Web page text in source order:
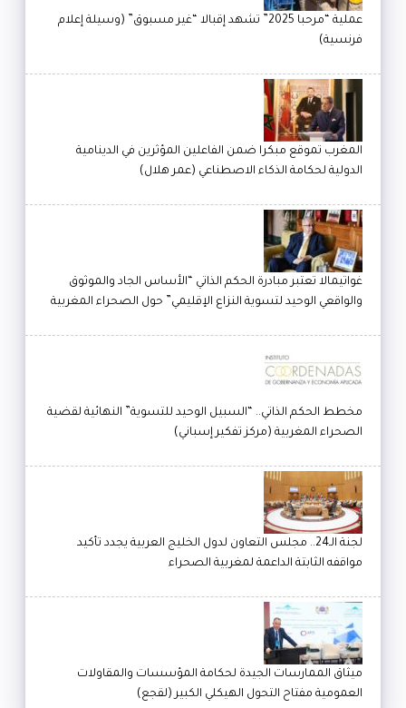
عملية “مرحبا 2025” تشهد إقبالا “غير مسبوق” (وسيلة إعلام
فرنسية)
المغرب تموقع مبكرا ضمن الفاعلين المؤثرين في الدينامية
الدولية لحكامة الذكاء الاصطناعي (عمر هلال)
غواتيمالا تعتبر مبادرة الحكم الذاتي “الأساس الجاد والموثوق
والواقعي الوحيد لتسوية النزاع الإقليمي” حول الصحراء المغربية
مخطط الحكم الذاتي.. “السبيل الوحيد للتسوية” النهائية لقضية
الصحراء المغربية (مركز تفكير إسباني)
لجنة الـ24.. مجلس التعاون لدول الخليج العربية يجدد تأكيد
مواقفه الثابتة الداعمة لمغربية الصحراء
ميثاق الممارسات الجيدة لحكامة المؤسسات والمقاولات
العمومية مفتاح التحول الهيكلي الكبير (لقجع)